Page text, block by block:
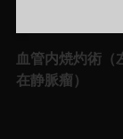
血管内焼灼術（
在静脈瘤）